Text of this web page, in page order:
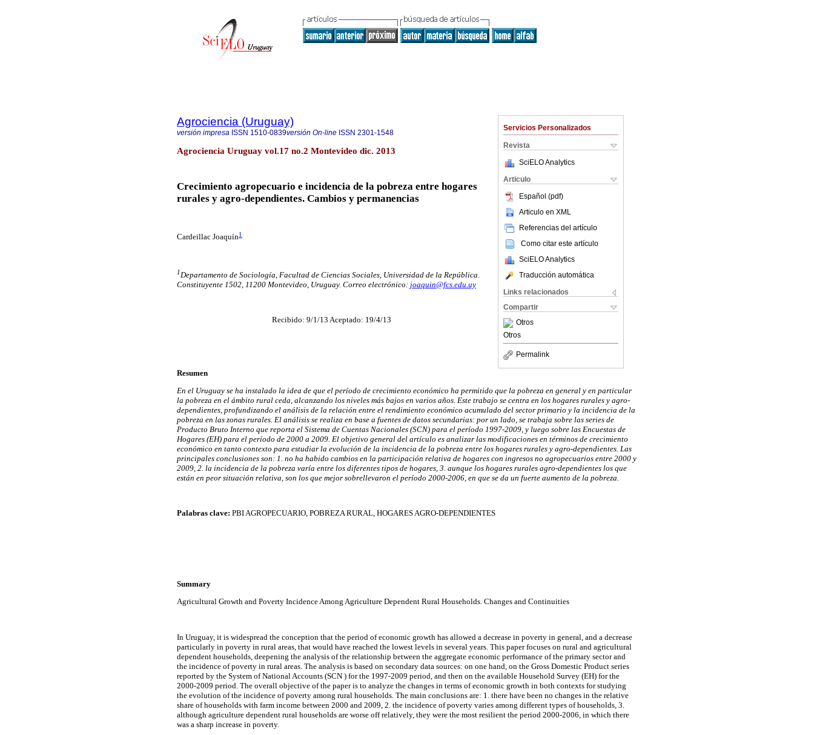
Servicios Personalizados
Revista
SciELO Analytics
Articulo
Español (pdf)
Articulo en XML
Referencias del artículo
Como citar este artículo
SciELO Analytics
Traducción automática
Links relacionados
Compartir
Otros
Otros
Permalink
Agrociencia (Uruguay)
versión impresa ISSN 1510-0839versión On-line ISSN 2301-1548
Agrociencia Uruguay vol.17 no.2 Montevideo dic. 2013
Crecimiento agropecuario e incidencia de la pobreza entre hogares
rurales y agro-dependientes. Cambios y permanencias
Cardeillac Joaquín1
1 Departamento de Sociología, Facultad de Ciencias Sociales, Universidad de la República.
Constituyente 1502, 11200 Montevideo, Uruguay. Correo electrónico: joaquin@fcs.edu.uy
Recibido: 9/1/13 Aceptado: 19/4/13
Resumen
En el Uruguay se ha instalado la idea de que el período de crecimiento económico ha permitido que la pobreza en general y en particular
la pobreza en el ámbito rural ceda, alcanzando los niveles más bajos en varios años. Este trabajo se centra en los hogares rurales y agro-
dependientes, profundizando el análisis de la relación entre el rendimiento económico acumulado del sector primario y la incidencia de la
pobreza en las zonas rurales. El análisis se realiza en base a fuentes de datos secundarias: por un lado, se trabaja sobre las series de
Producto Bruto Interno que reporta el Sistema de Cuentas Nacionales (SCN) para el período 1997-2009, y luego sobre las Encuestas de
Hogares (EH) para el período de 2000 a 2009. El objetivo general del artículo es analizar las modificaciones en términos de crecimiento
económico en tanto contexto para estudiar la evolución de la incidencia de la pobreza entre los hogares rurales y agro-dependientes. Las
principales conclusiones son: 1. no ha habido cambios en la participación relativa de hogares con ingresos no agropecuarios entre 2000 y
2009, 2. la incidencia de la pobreza varía entre los diferentes tipos de hogares, 3. aunque los hogares rurales agro-dependientes los que
están en peor situación relativa, son los que mejor sobrellevaron el período 2000-2006, en que se da un fuerte aumento de la pobreza.
Palabras clave: PBI AGROPECUARIO, POBREZA RURAL, HOGARES AGRO-DEPENDIENTES
Summary
Agricultural Growth and Poverty Incidence Among Agriculture Dependent Rural Households. Changes and Continuities
In Uruguay, it is widespread the conception that the period of economic growth has allowed a decrease in poverty in general, and a decrease
particularly in poverty in rural areas, that would have reached the lowest levels in several years. This paper focuses on rural and agricultural
dependent households, deepening the analysis of the relationship between the aggregate economic performance of the primary sector and
the incidence of poverty in rural areas. The analysis is based on secondary data sources: on one hand, on the Gross Domestic Product series
reported by the System of National Accounts (SCN ) for the 1997-2009 period, and then on the available Household Survey (EH) for the
2000-2009 period. The overall objective of the paper is to analyze the changes in terms of economic growth in both contexts for studying
the evolution of the incidence of poverty among rural households. The main conclusions are: 1. there have been no changes in the relative
share of households with farm income between 2000 and 2009, 2. the incidence of poverty varies among different types of households, 3.
although agriculture dependent rural households are worse off relatively, they were the most resilient the period 2000-2006, in which there
was a sharp increase in poverty.